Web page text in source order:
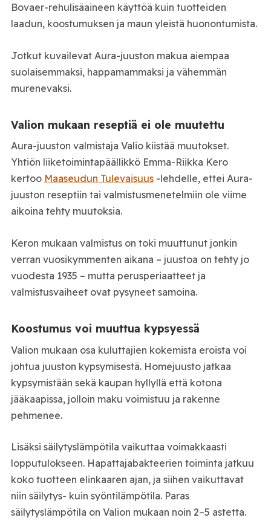
Bovaer-rehulisäaineen käyttöä kuin tuotteiden
laadun, koostumuksen ja maun yleistä huonontumista.
Jotkut kuvailevat Aura-juuston makua aiempaa
suolaisemmaksi, happamammaksi ja vähemmän
murenevaksi.
Valion mukaan reseptiä ei ole muutettu
Aura-juuston valmistaja Valio kiistää muutokset.
Yhtiön liiketoimintapäällikkö Emma-Riikka Kero
kertoo Maaseudun Tulevaisuus-lehdelle, ettei Aura-
juuston reseptiin tai valmistusmenetelmiin ole viime
aikoina tehty muutoksia.
Keron mukaan valmistus on toki muuttunut jonkin
verran vuosikymmenten aikana – juustoa on tehty jo
vuodesta 1935 – mutta perusperiaatteet ja
valmistusvaiheet ovat pysyneet samoina.
Koostumus voi muuttua kypsyessä
Valion mukaan osa kuluttajien kokemista eroista voi
johtua juuston kypsymisestä. Homejuusto jatkaa
kypsymistään sekä kaupan hyllyllä että kotona
jääkaapissa, jolloin maku voimistuu ja rakenne
pehmenee.
Lisäksi säilytyslämpötila vaikuttaa voimakkaasti
lopputulokseen. Hapattajabakteerien toiminta jatkuu
koko tuotteen elinkaaren ajan, ja siihen vaikuttavat
niin säilytys- kuin syöntilämpötila. Paras
säilytyslämpötila on Valion mukaan noin 2–5 astetta.